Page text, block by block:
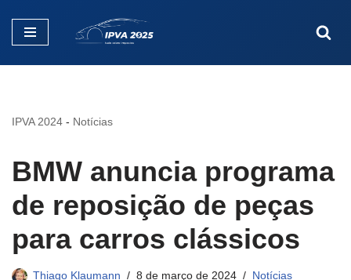
Pular
IPVA 2024 - Notícias
BMW anuncia programa
de reposição de peças
para carros clássicos
Thiago Klaumann 8 de março de 2024 Notícias